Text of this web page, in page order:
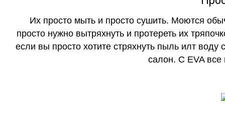
Их просто мыть и просто сушить. Моются
просто нужно вытряхнуть и протереть их
если вы просто хотите стряхнуть пыль илт воду
салон. С EVA все